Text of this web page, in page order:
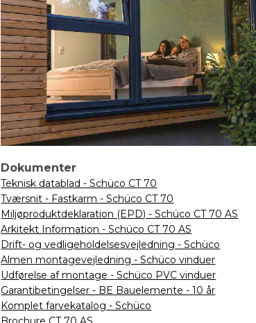
Dokumenter
Teknisk datablad - Schüco CT 70
Tværsnit - Fastkarm - Schüco CT 70
Miljøproduktdeklaration (EPD) - Schüco CT 70 AS
Arkitekt Information - Schüco CT 70 AS
Drift- og vedligeholdelsesvejledning - Schüco
Almen montagevejledning - Schüco vinduer
Udførelse af montage - Schüco PVC vinduer
Garantibetingelser - BE Bauelemente - 10 år
Komplet farvekatalog - Schüco